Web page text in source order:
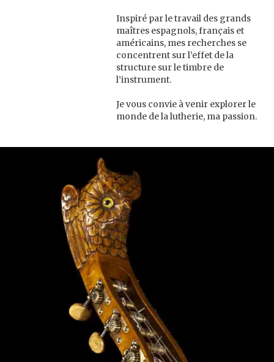
Inspiré par le travail des grands
maîtres espagnols, français et
américains, mes recherches se
concentrent sur l’effet de la
structure sur le timbre de
l’instrument.
Je vous convie à venir explorer le
monde de la lutherie, ma passion.